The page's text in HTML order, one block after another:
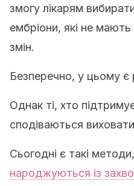
змогу лікарям
ембріони, які не
змін.
Безперечно, у цьому є
Однак ті, хто
сподіваються
Сьогодні є такі
народжуються із